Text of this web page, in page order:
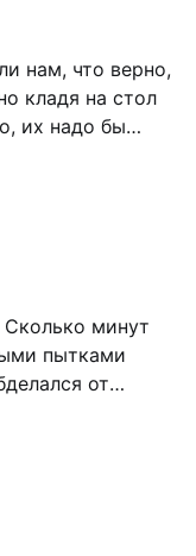
нам, что верно,
кладя на стол
их надо бы
что сидят в
минут
пытками
от
Знаю
получить